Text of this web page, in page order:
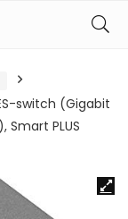
switch (Gigabit
Smart PLUS